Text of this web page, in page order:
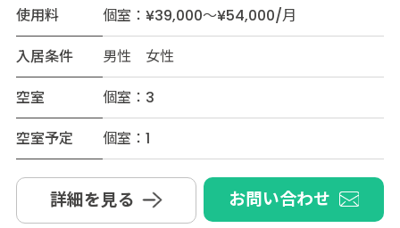
使用料
個室：¥39,000～¥54,000/月
入居条件
男性 女性
空室
個室：3
空室予定
個室：1
詳細を見る お問い合わせ